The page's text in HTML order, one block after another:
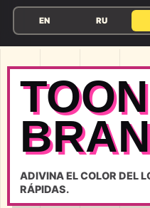
EN RU
ADIVINA EL COLOR DEL
RÁPIDAS.